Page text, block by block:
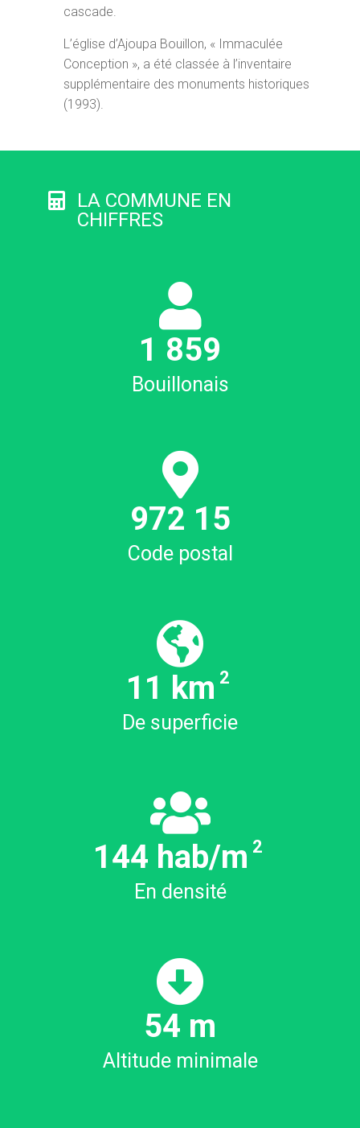
cascade.
L’église d’Ajoupa Bouillon, « Immaculée
Conception », a été classée à l’inventaire
supplémentaire des monuments historiques
(1993).
LA COMMUNE EN
CHIFFRES
1 874
Bouillonais
972 16
Code postal
12.30km
De superficie
152 hab/m2
En densité
59 m
Altitude minimale